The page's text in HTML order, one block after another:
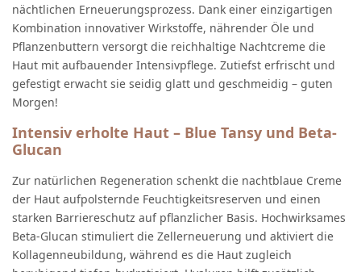
nächtlichen Erneuerungsprozess. Dank einer einzigartigen
Kombination innovativer Wirkstoffe, nährender Öle und
Pflanzenbuttern versorgt die reichhaltige Nachtcreme die
Haut mit aufbauender Intensivpflege. Zutiefst erfrischt und
gefestigt erwacht sie seidig glatt und geschmeidig – guten
Morgen!
Intensiv erholte Haut – Blue Tansy und Beta-
Glucan
Zur natürlichen Regeneration schenkt die nachtblaue Creme
der Haut aufpolsternde Feuchtigkeitsreserven und einen
starken Barriereschutz auf pflanzlicher Basis. Hochwirksames
Beta-Glucan stimuliert die Zellerneuerung und aktiviert die
Kollagenneubildung, während es die Haut zugleich